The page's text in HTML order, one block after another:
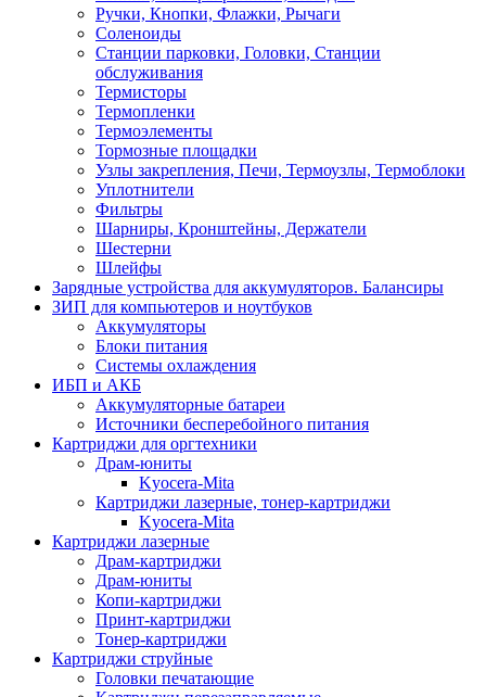
Ручки, Кнопки, Флажки, Рычаги
Соленоиды
Станции парковки, Головки, Станции
обслуживания
Термисторы
Термопленки
Термоэлементы
Тормозные площадки
Узлы закрепления, Печи, Термоузлы, Термоблоки
Уплотнители
Фильтры
Шарниры, Кронштейны, Держатели
Шестерни
Шлейфы
Зарядные устройства для аккумуляторов. Балансиры
ЗИП для компьютеров и ноутбуков
Аккумуляторы
Блоки питания
Системы охлаждения
ИБП и АКБ
Аккумуляторные батареи
Источники бесперебойного питания
Картриджи для оргтехники
Драм-юниты
Kyocera-Mita
Картриджи лазерные, тонер-картриджи
Kyocera-Mita
Картриджи лазерные
Драм-картриджи
Драм-юниты
Копи-картриджи
Принт-картриджи
Тонер-картриджи
Картриджи струйные
Головки печатающие